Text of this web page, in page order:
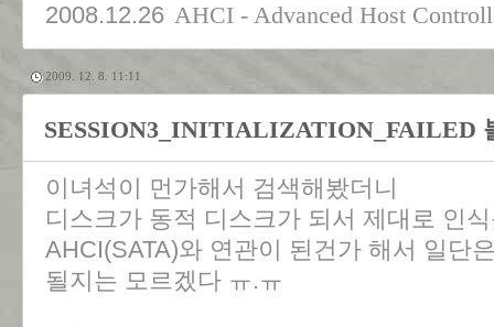
2008.12.26 AHCI - Advanced Host
2009. 12. 8. 11:11
SESSION3_INITIALIZATION_FAILED
이녀석이 먼가해서 검색해봤더니
디스크가 동적 디스크가 되서 제대로 인
AHCI(SATA)와 연관이 된건가 해서 일단
될지는 모르겠다 ㅠ.ㅠ